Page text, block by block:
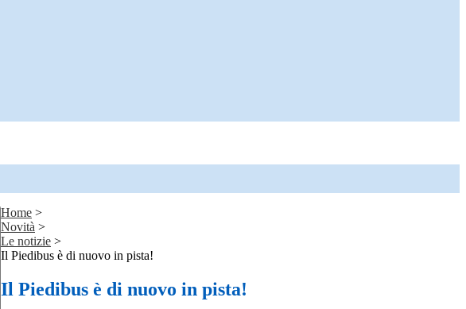
Home >
Novità >
Le notizie >
Il Piedibus è di nuovo in pista!
Il Piedibus è di nuovo in pista!